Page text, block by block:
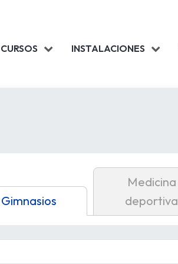
CURSOS INSTALACIONES
Gimnasios
Medicina
deportiva